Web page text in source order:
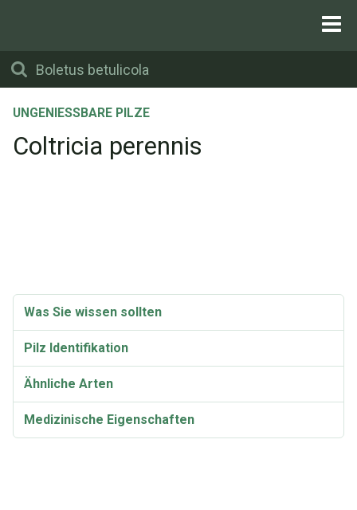
UNGENIESSBARE PILZE
Coltricia perennis
Was Sie wissen sollten
Pilz Identifikation
Ähnliche Arten
Medizinische Eigenschaften